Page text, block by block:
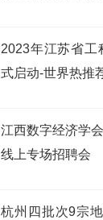
2023年江苏省工
式启动-世界热推
江西数字经济学
线上专场招聘会
杭州四批次9宗